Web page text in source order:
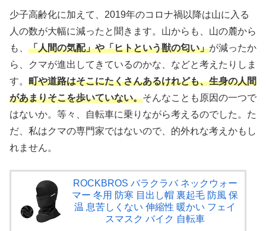
少子高齢化に加えて、2019年のコロナ禍以降は山に入る
人の数が大幅に減ったと聞きます。山からも、山の麓から
も、 「人間の気配」や「ヒトという獣の匂い」が減ったか
ら、クマが進出してきているのかな、などと考えたりしま
す。 町や道路はそこにたくさんあるけれども、生身の人間
があまりそこを歩いていない。そんなことも原因の一つで
はないか。等々、自転車に乗りながら考えるのでした。た
だ、私はクマの専門家ではないので、的外れな考えかもし
れません。
ROCKBROS バラクラバ ネックウォー
マー 冬用 防寒 目出し帽 裏起毛 防風 保
温 息苦しくない 伸縮性 暖かい フェイ
スマスク バイク 自転車